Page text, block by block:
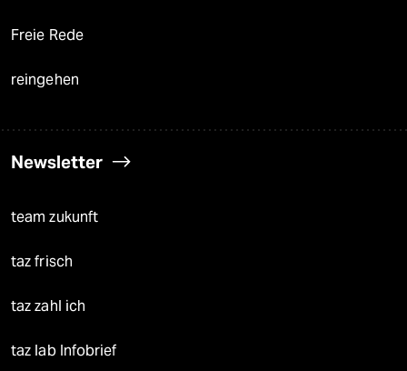
Freie Rede
reingehen
Newsletter
team zukunft
taz frisch
taz zahl ich
taz lab Infobrief